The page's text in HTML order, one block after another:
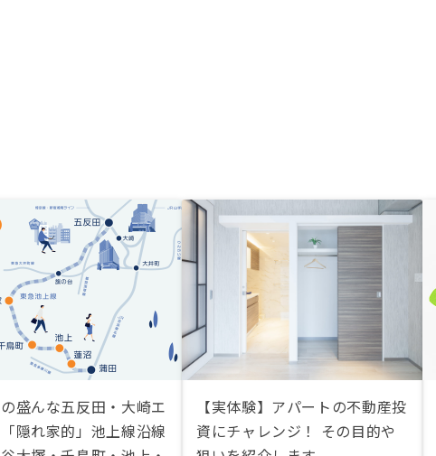
盛んな五反田・大崎エ
隠れ家的」池上線沿線
【実体験】アパートの不動産投
資にチャレンジ！ その目的や